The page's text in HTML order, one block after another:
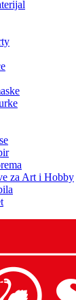
za Art i Hobby